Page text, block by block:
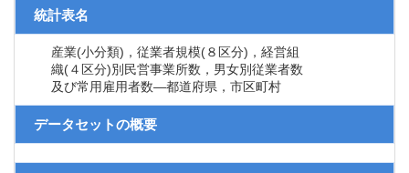
統計表名
産業(小分類)，従業者規模(８区分)，経営組
織(４区分)別民営事業所数，男女別従業者数
及び常用雇用者数―都道府県，市区町村
データセットの概要